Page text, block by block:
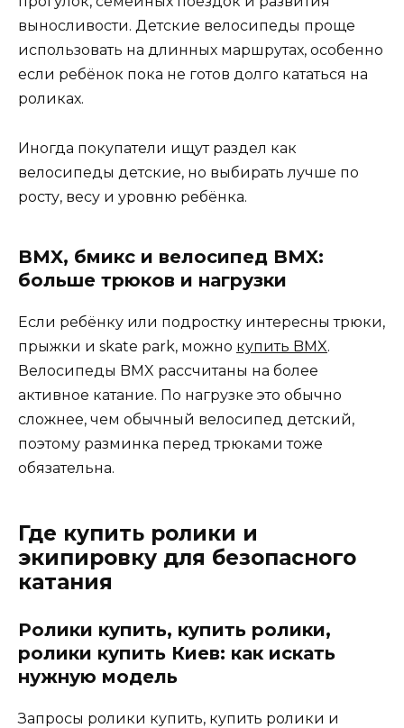
выносливости. Детские велосипеды проще
использовать на длинных маршрутах, особенно
если ребёнок пока не готов долго кататься на
роликах.
Иногда покупатели ищут раздел как
велосипеды детские, но выбирать лучше по
росту, весу и уровню ребёнка.
BMX, бмикс и велосипед BMX:
больше трюков и нагрузки
Если ребёнку или подростку интересны трюки,
прыжки и skate park, можно купить BMX.
Велосипеды BMX рассчитаны на более
активное катание. По нагрузке это обычно
сложнее, чем обычный велосипед детский,
поэтому разминка перед трюками тоже
обязательна.
Где купить ролики и
экипировку для безопасного
катания
Ролики купить, купить ролики,
ролики купить Киев: как искать
нужную модель
Запросы ролики купить, купить ролики и